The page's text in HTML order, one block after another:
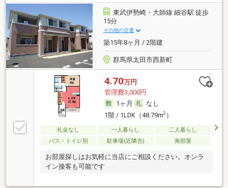
東武伊勢崎・大師線 細谷駅 徒歩
15分
その他の交通
築15年8ヶ月 / 2階建
群馬県太田市西新町
4.70万円
管理費3,000円
1ヶ月
なし
1階 / 1LDK（48.79m2）
礼金なし 一人暮らし
二人暮らし
バス・トイレ別
駐車場(近隣含) 角部屋
お部屋探しはお気軽に当店にご相談ください。オンラ
イン接客も可能です